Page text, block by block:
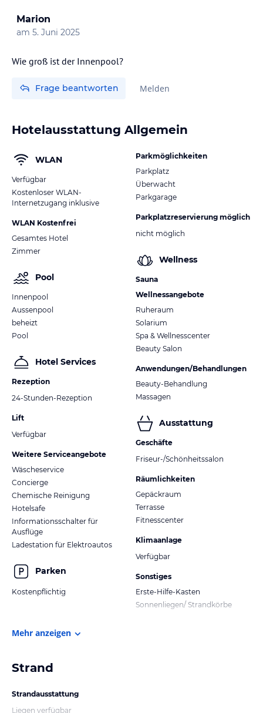
Marion
am 5. Juni 2025
Wie groß ist der Innenpool?
Frage beantworten Melden
Hotelausstattung Allgemein
WLAN
Verfügbar
Kostenloser WLAN-
Internetzugang inklusive
WLAN Kostenfrei
Gesamtes Hotel
Zimmer
Pool
Innenpool
Aussenpool
beheizt
Pool
Hotel Services
Rezeption
24-Stunden-Rezeption
Lift
Verfügbar
Weitere Serviceangebote
Wäscheservice
Concierge
Chemische Reinigung
Hotelsafe
Informationsschalter für
Ausflüge
Ladestation für Elektroautos
Parken
Kostenpflichtig
Parkmöglichkeiten
Parkplatz
Überwacht
Parkgarage
Parkplatzreservierung möglich
nicht möglich
Wellness
Sauna
Wellnessangebote
Ruheraum
Solarium
Spa & Wellnesscenter
Beauty Salon
Anwendungen/Behandlungen
Beauty-Behandlung
Massagen
Ausstattung
Geschäfte
Friseur-/Schönheitssalon
Räumlichkeiten
Gepäckraum
Terrasse
Fitnesscenter
Klimaanlage
Verfügbar
Sonstiges
Erste-Hilfe-Kasten
Sonnenliegen/ Strandkörbe
Mehr anzeigen
Strand
Strandausstattung
Liegen verfügbar